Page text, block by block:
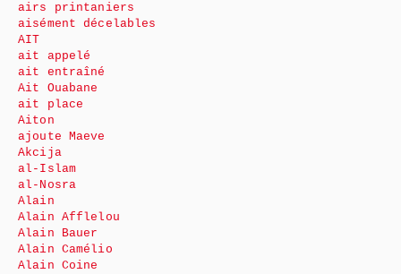
airs printaniers
aisément décelables
AIT
ait appelé
ait entraîné
Ait Ouabane
ait place
Aiton
ajoute Maeve
Akcija
al-Islam
al-Nosra
Alain
Alain Afflelou
Alain Bauer
Alain Camélio
Alain Coine